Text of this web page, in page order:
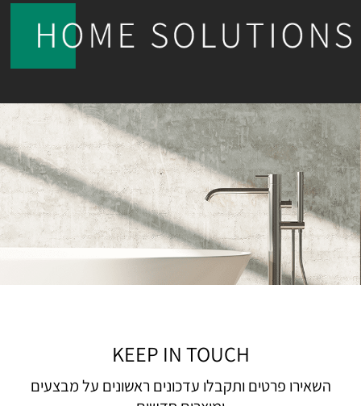
KEEP IN TOUCH
השאירו פרטים ותקבלו עדכונים ראשונים על מבצעים